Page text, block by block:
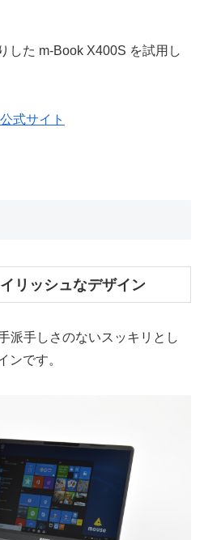
した m-Book X400S を試用し
式サイト
リッシュなデザイン
派手しさのないスッキリとし
ンです。